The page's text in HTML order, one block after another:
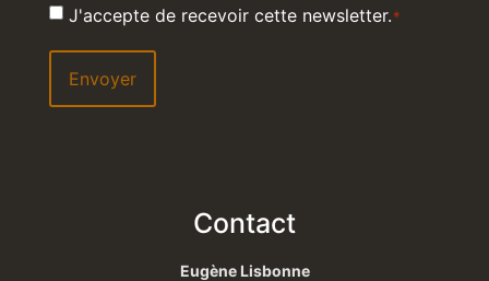
RGPD
J'accepte de recevoir cette newsletter.*
Contact
Eugène Lisbonne